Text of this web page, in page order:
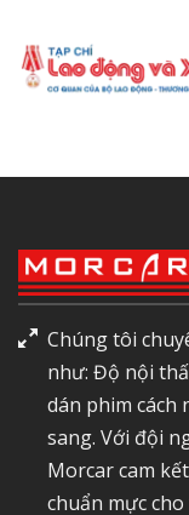
Chúng tôi
như: Độ nội
dán phim cách
sang. Với đội
Morcar cam
chuẩn mực